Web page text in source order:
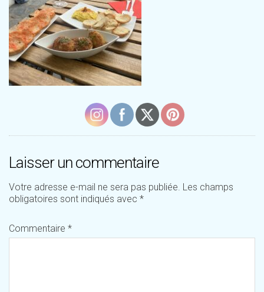
Laisser un commentaire
Votre adresse e-mail ne sera pas publiée. Les champs
obligatoires sont indiqués avec *
Commentaire *